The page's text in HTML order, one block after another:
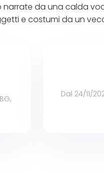
da una calda
e costumi da un
Dal 24/11/